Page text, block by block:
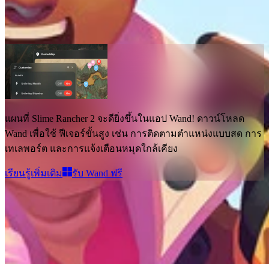
ฟีเจอร์ขั้นสูง
เทเลพอร์ต
ตำแหน่งเรียลไทม์
แผนที่ Slime Rancher 2 จะดียิ่งขึ้นในแอป Wand! ดาวน์โหลด
Wand เพื่อใช้ ฟีเจอร์ขั้นสูง เช่น การติดตามตำแหน่งแบบสด การ
เทเลพอร์ต และการแจ้งเตือนหมุดใกล้เคียง
เรียนรู้เพิ่มเติม รับ Wand ฟรี